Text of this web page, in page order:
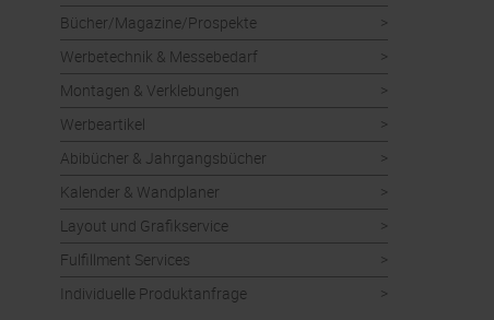
Bücher/Magazine/Prospekte
Werbetechnik & Messebedarf
Montagen & Verklebungen
Werbeartikel
Abibücher & Jahrgangsbücher
Kalender & Wandplaner
Layout und Grafikservice
Fulfillment Services
Individuelle Produktanfrage